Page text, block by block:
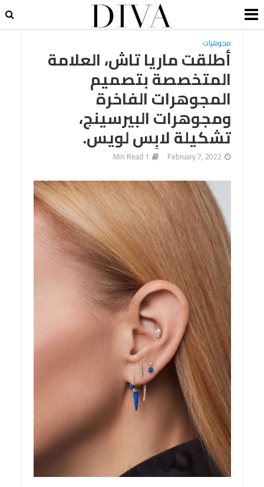
مجوهرات
أطلقت ماريا تاش، العلامة
المتخصصة بتصميم
المجوهرات الفاخرة
ومجوهرات البيرسينج،
تشكيلة لابِس لويس.
February 7, 2022
1 Min Read